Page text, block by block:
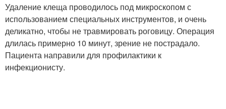
Удаление клеща проводилось под микроскопом с
использованием специальных инструментов, и очень
деликатно, чтобы не травмировать роговицу. Операция
длилась примерно 10 минут, зрение не пострадало.
Пациента направили для профилактики к
инфекционисту.